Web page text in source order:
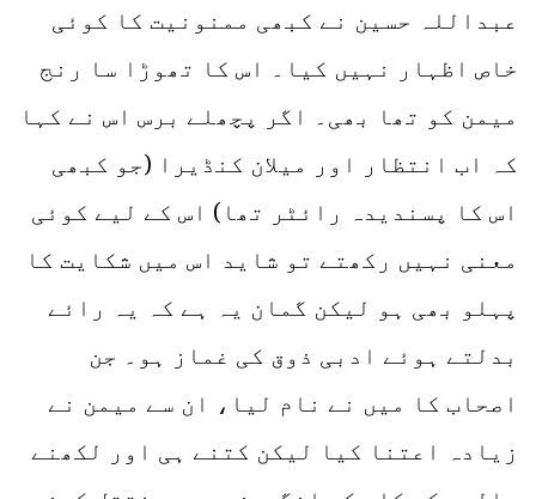
عبداللہ حسین نے کبھی ممنونیت کا کوئی
خاص اظہار نہیں کیا۔ اس کا تھوڑا سا رنج
میمن کو تھا بھی۔ اگر پچھلے برس اس نے کہا
کہ اب انتظار اور میلان کنڈیرا (جو کبھی
اس کا پسندیدہ رائٹر تھا) اس کے لیے کوئی
معنی نہیں رکھتے تو شاید اس میں شکایت کا
پہلو بھی ہو لیکن گمان یہ ہے کہ یہ رائے
بدلتے ہوئے ادبی ذوق کی غماز ہو۔ جن
اصحاب کا میں نے نام لیا، ان سے میمن نے
زیادہ اعتنا کیا لیکن کتنے ہی اور لکھنے